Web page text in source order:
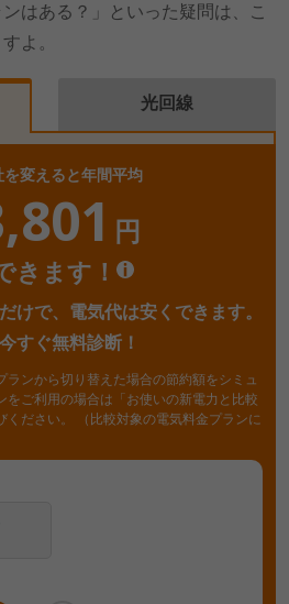
はある？」といった疑問は、こ
よ。
を変えると年間平均
円
きます！
けで、電気代は安くできます。
すぐ無料診断！
ランから切り替えた場合の節約額をシミュ
をご利用の場合は「お使いの新電力と比較
ください。
（比較対象の電気料金プランに
光回線